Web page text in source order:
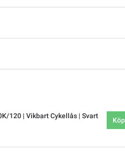
120 | Vikbart Cykellås | Svart